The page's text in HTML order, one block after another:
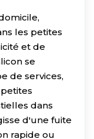
les petites
et de
se
de services,
dans
d'une fuite
rapide ou